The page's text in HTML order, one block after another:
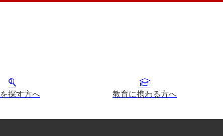
探す方へ 教育に携わる方へ